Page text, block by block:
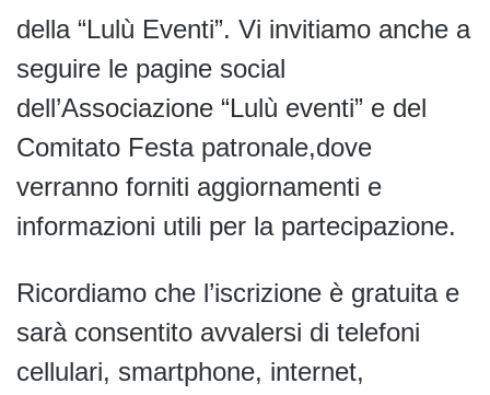
della “Lulù Eventi”. Vi invitiamo anche a
seguire le pagine social
dell’Associazione “Lulù eventi” e del
Comitato Festa patronale,dove
verranno forniti aggiornamenti e
informazioni utili per la partecipazione.
Ricordiamo che l’iscrizione è gratuita e
sarà consentito avvalersi di telefoni
cellulari, smartphone, internet,